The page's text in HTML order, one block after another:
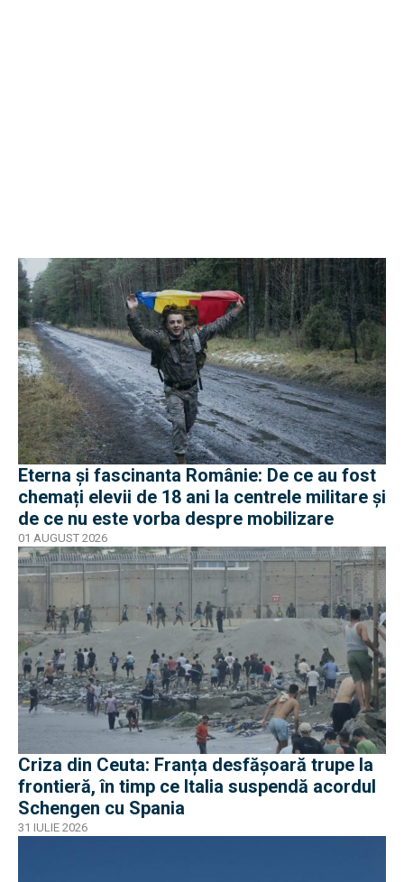
Eterna și fascinanta Românie: De ce au fost
chemați elevii de 18 ani la centrele militare și
de ce nu este vorba despre mobilizare
01 AUGUST 2026
Criza din Ceuta: Franța desfășoară trupe la
frontieră, în timp ce Italia suspendă acordul
Schengen cu Spania
31 IULIE 2026